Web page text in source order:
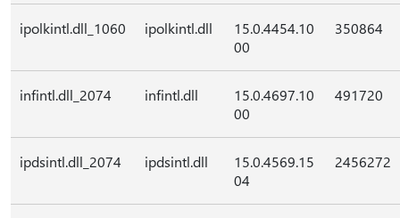
ipolkintl.dll_1060 ipolkintl.dll
15.0.4454.10
00
350864
infintl.dll_2074 infintl.dll
15.0.4697.10
00
491720
ipdsintl.dll_2074 ipdsintl.dll
15.0.4569.15
04
2456272